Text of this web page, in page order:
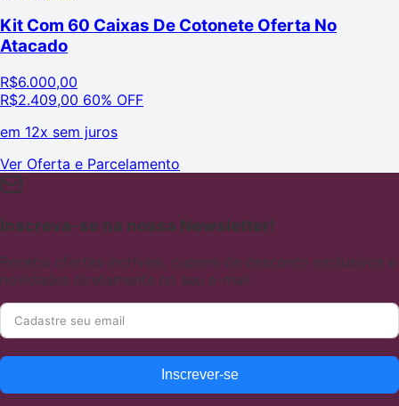
Kit Com 60 Caixas De Cotonete Oferta No
Atacado
R$6.000,00
R$2.409,00 60% OFF
em 12x sem juros
Ver Oferta e Parcelamento
Inscreva-se na nossa Newsletter!
Receba ofertas incríveis, cupons de desconto exclusivos e
novidades diretamente no seu e-mail.
Inscrever-se